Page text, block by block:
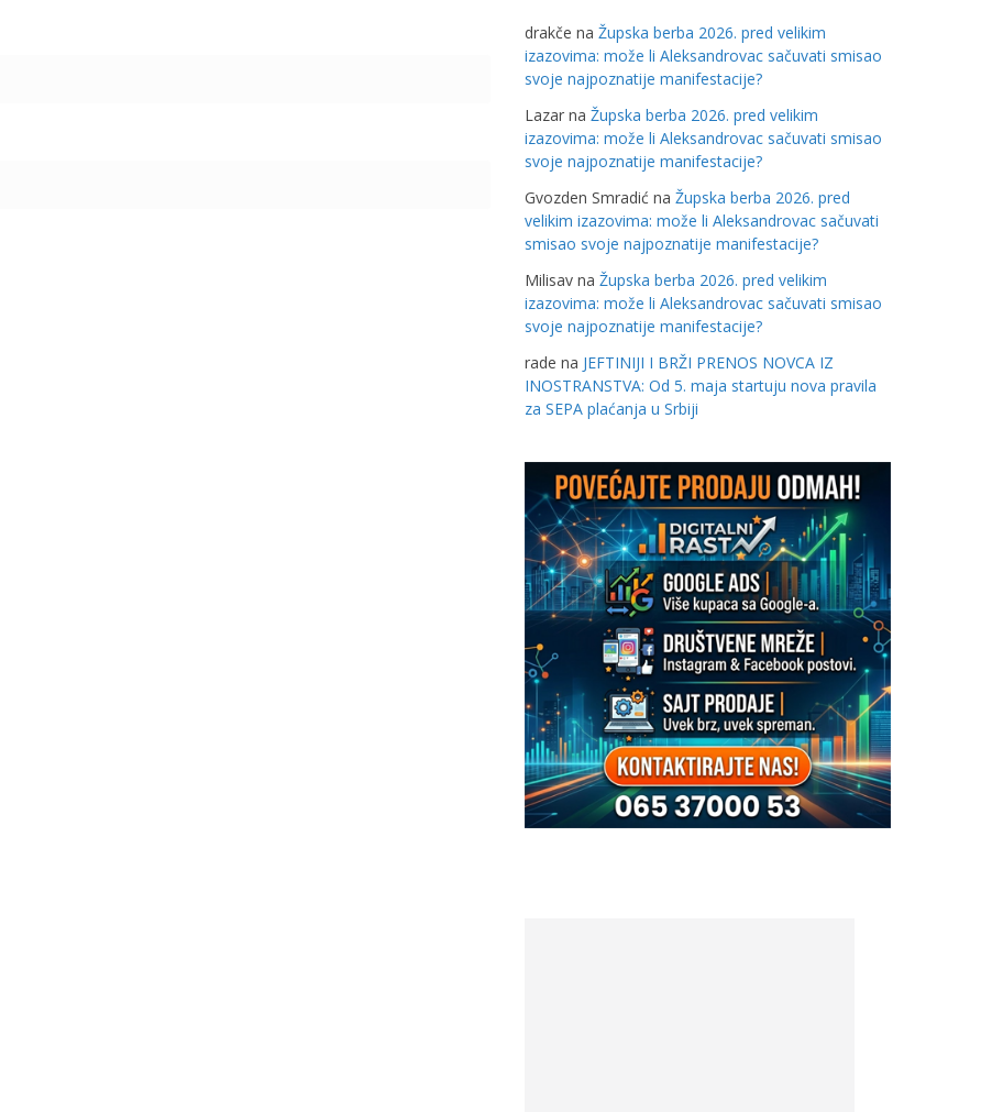
drakče na Župska berba 2026. pred velikim
izazovima: može li Aleksandrovac sačuvati smisao
svoje najpoznatije manifestacije?
Lazar na Župska berba 2026. pred velikim
izazovima: može li Aleksandrovac sačuvati smisao
svoje najpoznatije manifestacije?
Gvozden Smradić na Župska berba 2026. pred
velikim izazovima: može li Aleksandrovac sačuvati
smisao svoje najpoznatije manifestacije?
Milisav na Župska berba 2026. pred velikim
izazovima: može li Aleksandrovac sačuvati smisao
svoje najpoznatije manifestacije?
rade na JEFTINIJI I BRŽI PRENOS NOVCA IZ
INOSTRANSTVA: Od 5. maja startuju nova pravila
za SEPA plaćanja u Srbiji